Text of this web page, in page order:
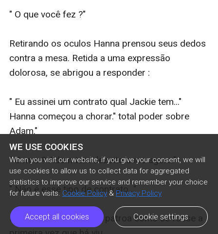
WE USE COOKIES
When you visit our website, if you give your consent, we will
use cookies to allow us to collect data for aggregated
statistics to improve our service and remember your choice
for future visits. Cookie Policy & Privacy Policy
Accept all cookies Cookie settings
" O que você fez ?"
Retirando os oculos Hanna prensou seus dedos
contra a mesa. Retida a uma expressão
dolorosa, se abrigou a responder :
" Eu assinei um contrato qual Jackie tem..."
Hanna começou a chorar." total poder sobre
Adam."
" Como ? Adam tem dezoito anos agora."
" Não é esse tipo de contrato..."
Dinda olhou para a sua patroa como se fosse a